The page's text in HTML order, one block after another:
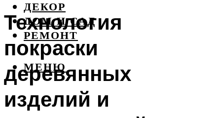
ДЕКОР
ДОМ И САД
РЕМОНТ
МЕНЮ
Технология
покраски
деревянных
изделий и